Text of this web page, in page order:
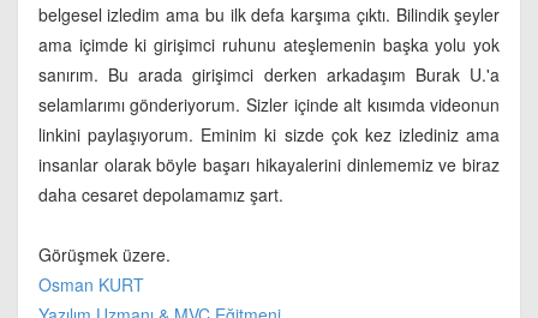
belgesel izledim ama bu ilk defa karşıma çıktı. Bilindik şeyler
ama içimde ki girişimci ruhunu ateşlemenin başka yolu yok
sanırım. Bu arada girişimci derken arkadaşım Burak U.'a
selamlarımı gönderiyorum. Sizler içinde alt kısımda videonun
linkini paylaşıyorum. Eminim ki sizde çok kez izlediniz ama
insanlar olarak böyle başarı hikayalerini dinlememiz ve biraz
daha cesaret depolamamız şart.
Görüşmek üzere.
Osman KURT